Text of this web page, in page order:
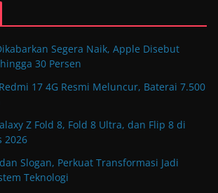
Segera Naik, Apple Disebut
30 Persen
17 4G Resmi Meluncur, Baterai 7.500
Z Fold 8, Fold 8 Ultra, dan Flip 8 di
2026
Slogan, Perkuat Transformasi Jadi
Teknologi